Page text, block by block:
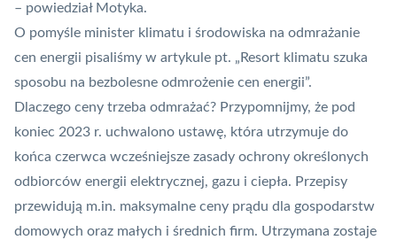
– powiedział Motyka.
O pomyśle minister klimatu i środowiska na odmrażanie
cen energii pisaliśmy w artykule pt. „Resort klimatu szuka
sposobu na bezbolesne odmrożenie cen energii”.
Dlaczego ceny trzeba odmrażać? Przypomnijmy, że pod
koniec 2023 r. uchwalono ustawę, która utrzymuje do
końca czerwca wcześniejsze zasady ochrony określonych
odbiorców energii elektrycznej, gazu i ciepła. Przepisy
przewidują m.in. maksymalne ceny prądu dla gospodarstw
domowych oraz małych i średnich firm. Utrzymana zostaje